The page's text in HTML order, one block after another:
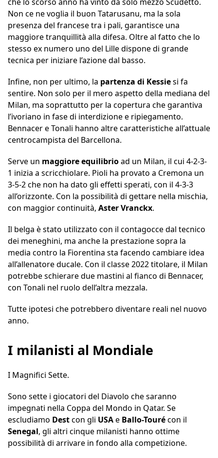
che lo scorso anno ha vinto da solo mezzo Scudetto.
Non ce ne voglia il buon Tatarusanu, ma la sola
presenza del francese tra i pali, garantisce una
maggiore tranquillità alla difesa. Oltre al fatto che lo
stesso ex numero uno del Lille dispone di grande
tecnica per iniziare l’azione dal basso.
Infine, non per ultimo, la partenza di Kessiesi fa
sentire. Non solo per il mero aspetto della mediana del
Milan, ma soprattutto per la copertura che garantiva
l’ivoriano in fase di interdizione e ripiegamento.
Bennacer e Tonali hanno altre caratteristiche all’attuale
centrocampista del Barcellona.
Serve un maggiore equilibrioad un Milan, il cui 4-2-3-
1 inizia a scricchiolare. Pioli ha provato a Cremona un
3-5-2 che non ha dato gli effetti sperati, con il 4-3-3
all’orizzonte. Con la possibilità di gettare nella mischia,
con maggior continuità, Aster Vranckx.
Il belga è stato utilizzato con il contagocce dal tecnico
dei meneghini, ma anche la prestazione sopra la
media contro la Fiorentina sta facendo cambiare idea
all’allenatore ducale. Con il classe 2022 titolare, il Milan
potrebbe schierare due mastini al fianco di Bennacer,
con Tonali nel ruolo dell’altra mezzala.
Tutte ipotesi che potrebbero diventare reali nel nuovo
anno.
I milanisti al Mondiale
I Magnifici Sette.
Sono sette i giocatori del Diavolo che saranno
impegnati nella Coppa del Mondo in Qatar. Se
escludiamo Destcon gli USAe Ballo-Tourécon il
Senegal, gli altri cinque milanisti hanno ottime
possibilità di arrivare in fondo alla competizione.